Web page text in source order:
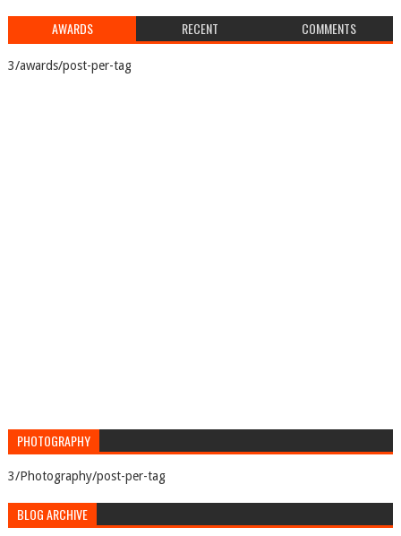
AWARDS RECENT COMMENTS
3/awards/post-per-tag
PHOTOGRAPHY
3/Photography/post-per-tag
BLOG ARCHIVE